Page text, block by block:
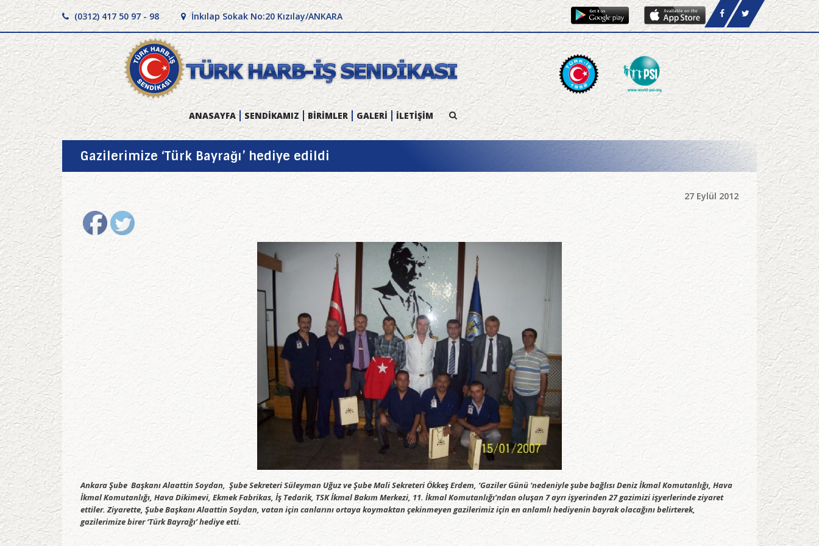
(0312) 417 50 97 - 98 İnkılap Sokak No:20 Kızılay/ANKARA
ANASAYFA SENDİKAMIZ BİRİMLER GALERİ İLETİŞİM
Gazilerimize ‘Türk Bayrağı’ hediye edildi
27 Eylül 2012
Ankara Şube Başkanı Alaattin Soydan, Şube Sekreteri Süleyman Uğuz ve Şube Mali Sekreteri Ökkeş Erdem, ‘Gaziler Günü ‘nedeniyle şube bağlısı Deniz İkmal Komutanlığı, Hava
İkmal Komutanlığı, Hava Dikimevi, Ekmek Fabrikas, İş Tedarik, TSK İkmal Bakım Merkezi, 11. İkmal Komutanlığı’ndan oluşan 7 ayrı işyerinden 27 gazimizi işyerlerinde ziyaret
ettiler. Ziyarette, Şube Başkanı Alaattin Soydan, vatan için canlarını ortaya koymaktan çekinmeyen gazilerimiz için en anlamlı hediyenin bayrak olacağını belirterek,
gazilerimize birer ‘Türk Bayrağı’ hediye etti.